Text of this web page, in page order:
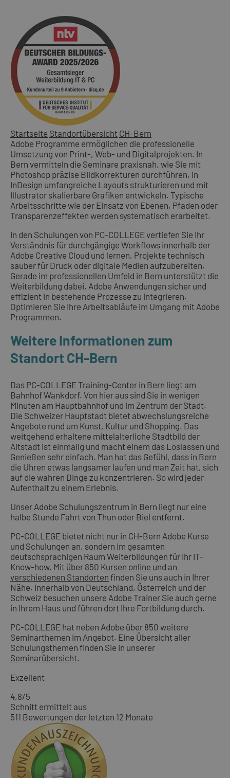
Startseite Standortübersicht CH-Bern
Adobe Programme ermöglichen die professionelle
Umsetzung von Print-, Web- und Digitalprojekten. In
Bern vermitteln die Seminare praxisnah, wie Sie mit
Photoshop präzise Bildkorrekturen durchführen, in
InDesign umfangreiche Layouts strukturieren und mit
Illustrator skalierbare Grafiken entwickeln. Typische
Arbeitsschritte wie der Einsatz von Ebenen, Pfaden oder
Transparenzeffekten werden systematisch erarbeitet.
In den Schulungen von PC-COLLEGE vertiefen Sie Ihr
Verständnis für durchgängige Workflows innerhalb der
Adobe Creative Cloud und lernen, Projekte technisch
sauber für Druck oder digitale Medien aufzubereiten.
Gerade im professionellen Umfeld in Bern unterstützt die
Weiterbildung dabei, Adobe Anwendungen sicher und
effizient in bestehende Prozesse zu integrieren.
Optimieren Sie Ihre Arbeitsabläufe im Umgang mit Adobe
Programmen.
Weitere Informationen zum
Standort CH-Bern
Das PC-COLLEGE Training-Center in Bern liegt am
Bahnhof Wankdorf. Von hier aus sind Sie in wenigen
Minuten am Hauptbahnhof und im Zentrum der Stadt.
Die Schweizer Hauptstadt bietet abwechslungsreiche
Angebote rund um Kunst, Kultur und Shopping. Das
weitgehend erhaltene mittelalterliche Stadtbild der
Altstadt ist einmalig und macht einem das Loslassen und
Genießen sehr einfach. Man hat das Gefühl, dass in Bern
die Uhren etwas langsamer laufen und man Zeit hat, sich
auf die wahren Dinge zu konzentrieren. So wird jeder
Aufenthalt zu einem Erlebnis.
Unser Adobe Schulungszentrum in Bern liegt nur eine
halbe Stunde Fahrt von Thun oder Biel entfernt.
PC-COLLEGE bietet nicht nur in CH-Bern Adobe Kurse
und Schulungen an, sondern im gesamten
deutschsprachigen Raum Weiterbildungen für Ihr IT-
Know-how. Mit über 850 Kursen online und an
verschiedenen Standorten finden Sie uns auch in Ihrer
Nähe. Innerhalb von Deutschland, Österreich und der
Schweiz besuchen unsere Adobe Trainer Sie auch gerne
in Ihrem Haus und führen dort Ihre Fortbildung durch.
PC-COLLEGE hat neben Adobe über 850 weitere
Seminarthemen im Angebot. Eine Übersicht aller
Schulungsthemen finden Sie in unserer
Seminarübersicht.
Exzellent
4,8/5
Schnitt ermittelt aus
511 Bewertungen der letzten 12 Monate